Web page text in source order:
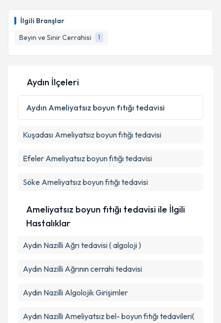
İlgili Branşlar
Beyin ve Sinir Cerrahisi
1
Aydın İlçeleri
Aydın Ameliyatsız boyun fıtığı tedavisi
Kuşadası Ameliyatsız boyun fıtığı tedavisi
Efeler Ameliyatsız boyun fıtığı tedavisi
Söke Ameliyatsız boyun fıtığı tedavisi
Ameliyatsız boyun fıtığı tedavisi ile İlgili
Hastalıklar
Aydın Nazilli Ağrı tedavisi ( algoloji )
Aydın Nazilli Ağrının cerrahi tedavisi
Aydın Nazilli Algolojik Girişimler
Aydın Nazilli Ameliyatsız bel- boyun fıtığı tedavileri(